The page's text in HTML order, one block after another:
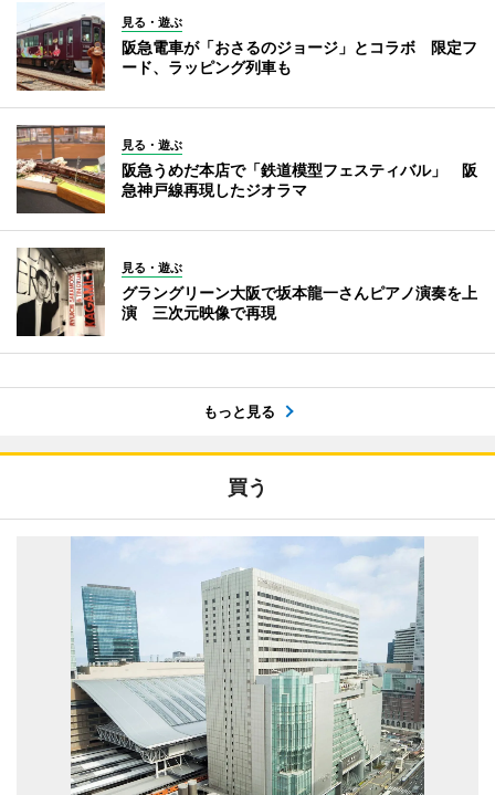
見る・遊ぶ
阪急電車が「おさるのジョージ」とコラボ 限定フ
ード、ラッピング列車も
見る・遊ぶ
阪急うめだ本店で「鉄道模型フェスティバル」 阪
急神戸線再現したジオラマ
見る・遊ぶ
グラングリーン大阪で坂本龍一さんピアノ演奏を上
演 三次元映像で再現
もっと見る
買う